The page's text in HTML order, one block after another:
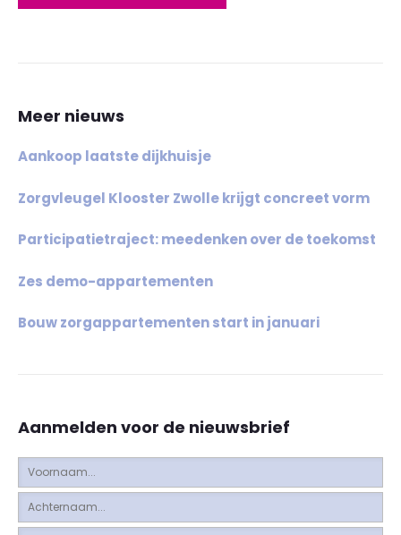
Meer nieuws
Aankoop laatste dijkhuisje
Zorgvleugel Klooster Zwolle krijgt concreet vorm
Participatietraject: meedenken over de toekomst
Zes demo-appartementen
Bouw zorgappartementen start in januari
Aanmelden voor de nieuwsbrief